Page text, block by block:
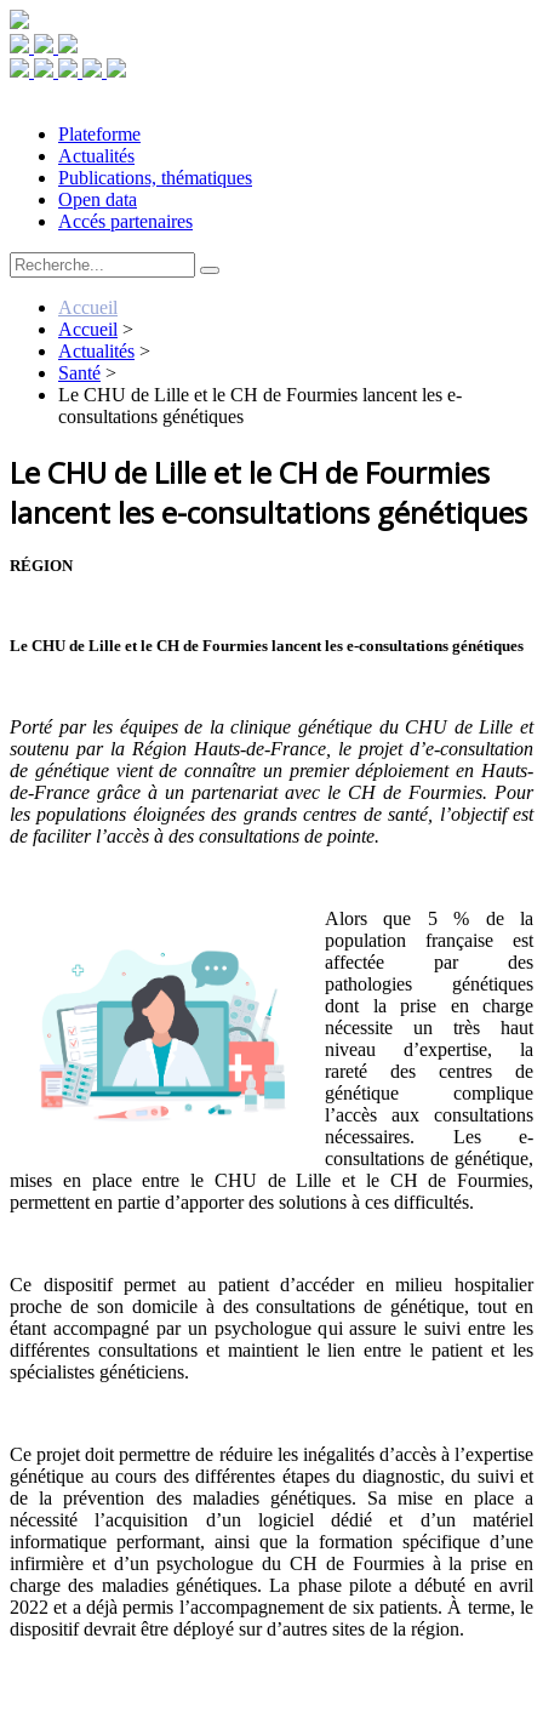
Plateforme
Actualités
Publications, thématiques
Open data
Accés partenaires
Accueil
Accueil >
Actualités >
Santé >
Le CHU de Lille et le CH de Fourmies lancent les e-
consultations génétiques
Le CHU de Lille et le CH de Fourmies
lancent les e-consultations génétiques
RÉGION
Le CHU de Lille et le CH de Fourmies lancent les e-consultations génétiques
Porté par les équipes de la clinique génétique du CHU de Lille et
soutenu par la Région Hauts-de-France, le projet d’e-consultation
de génétique vient de connaître un premier déploiement en Hauts-
de-France grâce à un partenariat avec le CH de Fourmies. Pour
les populations éloignées des grands centres de santé, l’objectif est
de faciliter l’accès à des consultations de pointe.
Alors que 5 % de la
population française est
affectée par des
pathologies génétiques
dont la prise en charge
nécessite un très haut
niveau d’expertise, la
rareté des centres de
génétique complique
l’accès aux consultations
nécessaires. Les e-
consultations de génétique,
mises en place entre le CHU de Lille et le CH de Fourmies,
permettent en partie d’apporter des solutions à ces difficultés.
Ce dispositif permet au patient d’accéder en milieu hospitalier
proche de son domicile à des consultations de génétique, tout en
étant accompagné par un psychologue qui assure le suivi entre les
différentes consultations et maintient le lien entre le patient et les
spécialistes généticiens.
Ce projet doit permettre de réduire les inégalités d’accès à l’expertise
génétique au cours des différentes étapes du diagnostic, du suivi et
de la prévention des maladies génétiques. Sa mise en place a
nécessité l’acquisition d’un logiciel dédié et d’un matériel
informatique performant, ainsi que la formation spécifique d’une
infirmière et d’un psychologue du CH de Fourmies à la prise en
charge des maladies génétiques. La phase pilote a débuté en avril
2022 et a déjà permis l’accompagnement de six patients. À terme, le
dispositif devrait être déployé sur d’autres sites de la région.